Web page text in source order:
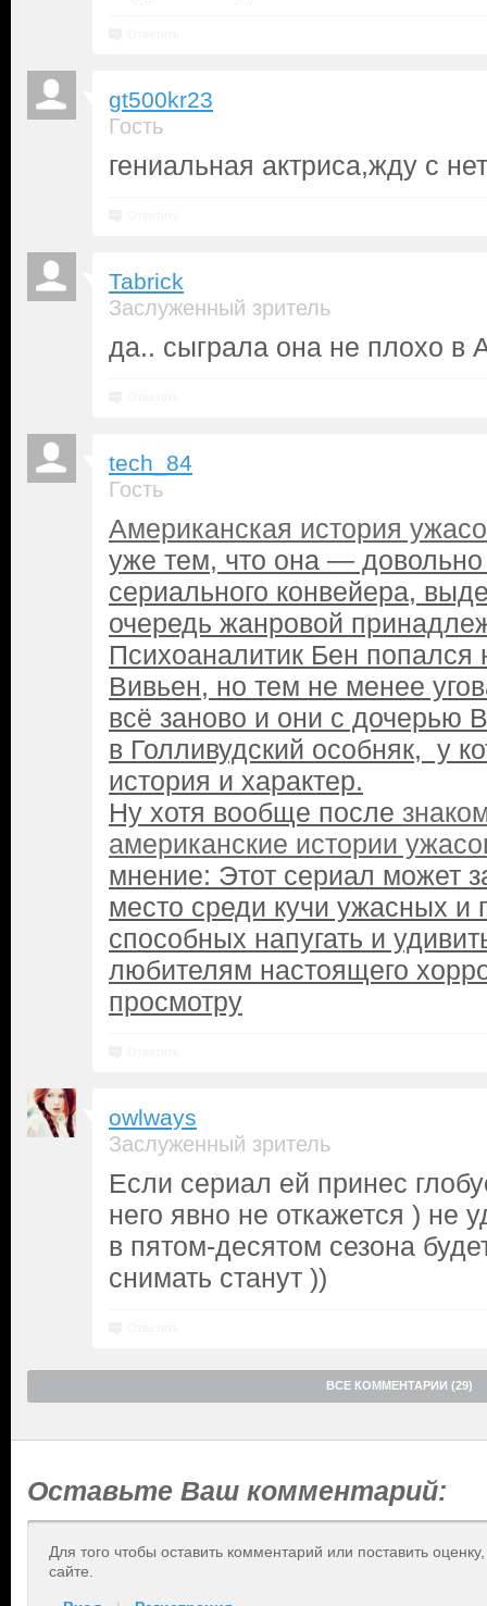
gt500kr23
Гость
гениальная актриса,жду с
Tabrick
Заслуженный зритель
да.. сыграла она не плохо в
tech_84
Гость
Американская история
уже тем, что она — довольно
сериального конвейера,
очередь жанровой
Психоаналитик Бен попался
Вивьен, но тем не менее
всё заново и они с дочерью
в Голливудский особняк, у
история и характер.
Ну хотя вообще после
американские истории
мнение: Этот сериал может
место среди кучи ужасных
способных напугать и
любителям настоящего
просмотру
owlways
Заслуженный зритель
Если сериал ей принес
него явно не откажется ) не
в пятом-десятом сезона
снимать станут ))
ВСЕ КОММЕНТАРИИ (29)
Оставьте Ваш комментарий:
Для того чтобы оставить комментарий или поставить
сайте.